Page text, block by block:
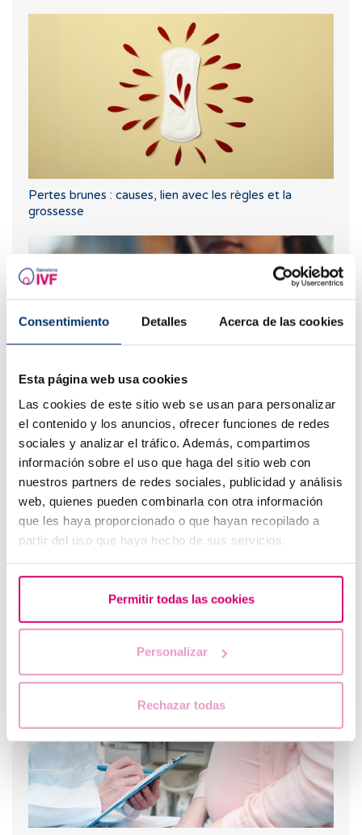
Consentimiento Detalles Acerca de las cookies
Esta página web usa cookies
Las cookies de este sitio web se usan para personalizar
el contenido y los anuncios, ofrecer funciones de redes
sociales y analizar el tráfico. Además, compartimos
información sobre el uso que haga del sitio web con
nuestros partners de redes sociales, publicidad y análisis
web, quienes pueden combinarla con otra información
que les haya proporcionado o que hayan recopilado a
partir del uso que haya hecho de sus servicios.
Permitir todas las cookies
Personalizar
Rechazar todas
Pertes brunes : causes, lien avec les règles et la
grossesse
Que faire en cas de retard de règles avec un test de
grossesse négatif ?